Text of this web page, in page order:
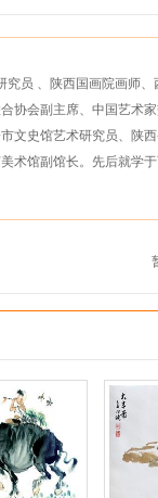
究员 、陕西国画院画师
协会副主席、中国艺术
文史馆艺术研究员、陕
术馆副馆长。先后就学